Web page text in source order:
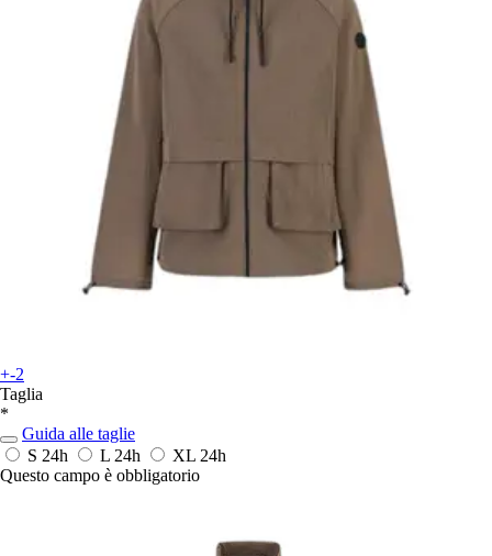
+-2
Taglia
*
Guida alle taglie
S 24h L 24h XL 24h
Questo campo è obbligatorio